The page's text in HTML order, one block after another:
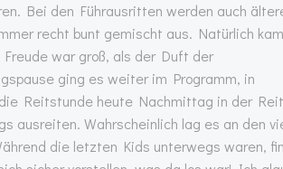
Bei den Führausritten werden auch
recht bunt gemischt aus. Natürlich
war groß, als der Duft der
ging es weiter im Programm, in
Reitstunde heute Nachmittag in der
ausreiten. Wahrscheinlich lag es an den
die letzten Kids unterwegs waren,